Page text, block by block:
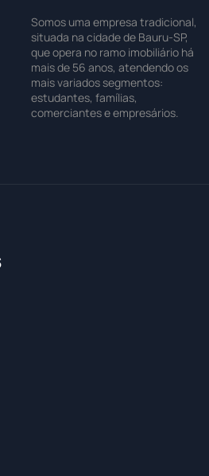
Somos uma empresa tradicional,
situada na cidade de Bauru-SP,
que opera no ramo imobiliário há
mais de 56 anos, atendendo os
mais variados segmentos:
estudantes, famílias,
comerciantes e empresários.